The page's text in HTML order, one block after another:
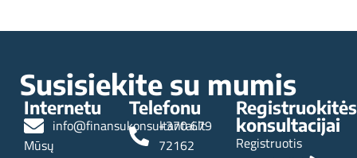
Susisiekite su mumis
Internetu
info@finansukonsultantai.lt
Mūsų
Telefonu
+370 679
72162
Registruokitės
konsultacijai
Registruotis